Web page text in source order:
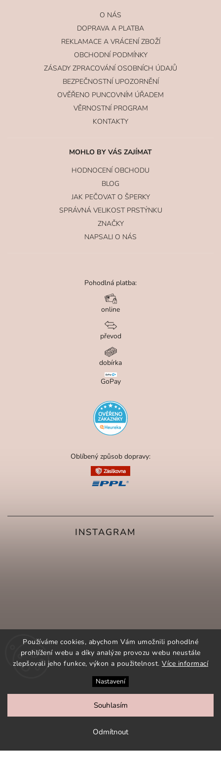
Používáme cookies, abychom Vám umožnili pohodlné
prohlížení webu a díky analýze provozu webu neustále
zlepšovali jeho funkce, výkon a použitelnost. Více informací
Nastavení
Odmítnout
Souhlasím
O NÁS
DOPRAVA A PLATBA
REKLAMACE A VRÁCENÍ ZBOŽÍ
OBCHODNÍ PODMÍNKY
ZÁSADY ZPRACOVÁNÍ OSOBNÍCH ÚDAJŮ
BEZPEČNOSTNÍ UPOZORNĚNÍ
OVĚŘENO PUNCOVNÍM ÚŘADEM
VĚRNOSTNÍ PROGRAM
KONTAKTY
INSTAGRAM
SLEDOVAT NA INSTAGRAMU
MOHLO BY VÁS ZAJÍMAT
HODNOCENÍ OBCHODU
BLOG
JAK PEČOVAT O ŠPERKY
SPRÁVNÁ VELIKOST PRSTÝNKU
ZNAČKY
NAPSALI O NÁS
Pohodlná platba:
online
převod
dobírka
GoPay
Oblíbený způsob dopravy:
COPYRIGHT 2026ORNAMENTI.CZ. VŠECHNA PRÁVA
VYHRAZENA.